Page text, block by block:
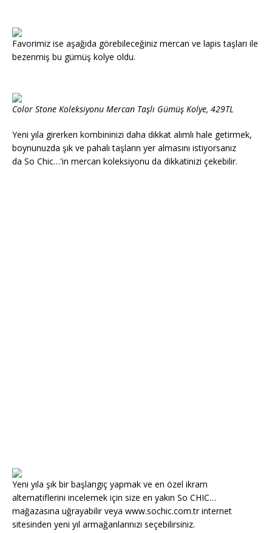
Favorimiz ise aşağıda görebileceğiniz mercan ve lapis taşları ile
bezenmiş bu gümüş kolye oldu.
Color Stone Koleksiyonu Mercan Taşlı Gümüş Kolye, 429TL
Yeni yıla girerken kombininizi daha dikkat alımlı hale getirmek,
boynunuzda şık ve pahalı taşların yer almasını istiyorsanız
da So Chic…'in mercan koleksiyonu da dikkatinizi çekebilir.
Yeni yıla şık bir başlangıç yapmak ve en özel ikram
alternatiflerini incelemek için size en yakın So CHIC…
mağazasına uğrayabilir veya www.sochic.com.tr internet
sitesinden yeni yıl armağanlarınızı seçebilirsiniz.